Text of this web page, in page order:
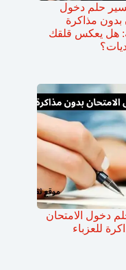
حلم دخول
بدون مذاكرة
هل يعكس قلقك
دخول الامتحان
للعزباء